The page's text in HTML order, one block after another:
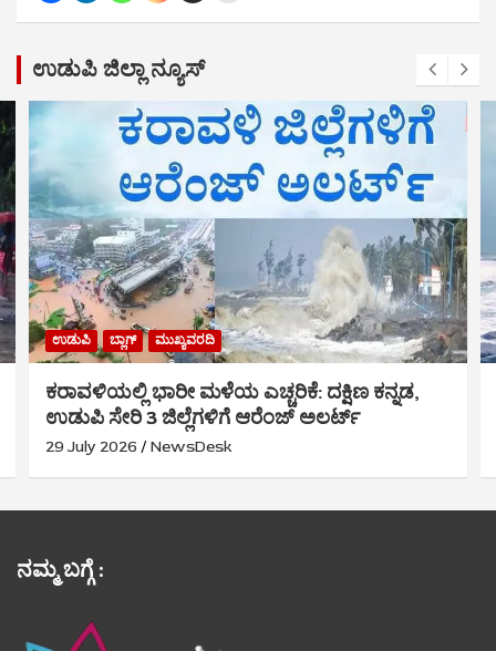
ಉಡುಪಿ ಜಿಲ್ಲಾ ನ್ಯೂಸ್
ಉಡುಪಿ ಬ್ಲಾಗ್ ಮುಖ್ಯವರದಿ
ಕರಾವಳಿಯಲ್ಲಿ ಭಾರೀ ಮಳೆಯ ಎಚ್ಚರಿಕೆ: ದಕ್ಷಿಣ ಕನ್ನಡ,
ಉಡುಪಿ ಸೇರಿ 3 ಜಿಲ್ಲೆಗಳಿಗೆ ಆರೆಂಜ್ ಅಲರ್ಟ್
29 July 2026 NewsDesk
ನಮ್ಮ ಬಗ್ಗೆ :